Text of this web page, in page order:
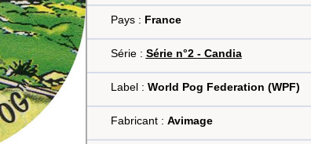
Pays : France
Série : Série n°2 - Candia
Label : World Pog Federation (WPF)
Fabricant : Avimage